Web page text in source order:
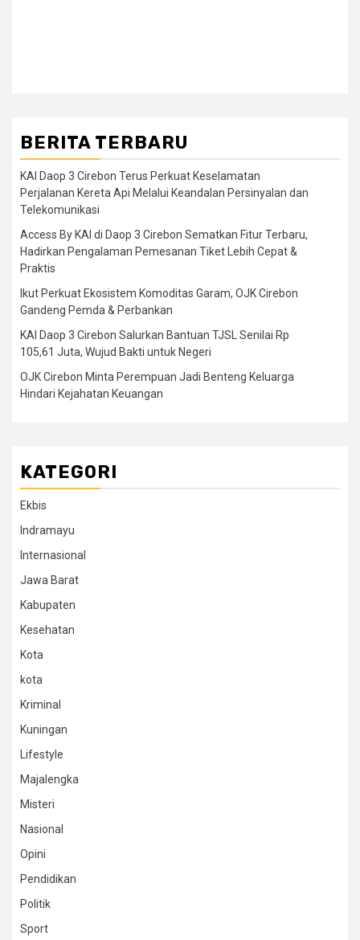
BERITA TERBARU
KAI Daop 3 Cirebon Terus Perkuat Keselamatan
Perjalanan Kereta Api Melalui Keandalan Persinyalan dan
Telekomunikasi
Access By KAI di Daop 3 Cirebon Sematkan Fitur Terbaru,
Hadirkan Pengalaman Pemesanan Tiket Lebih Cepat &
Praktis
Ikut Perkuat Ekosistem Komoditas Garam, OJK Cirebon
Gandeng Pemda & Perbankan
KAI Daop 3 Cirebon Salurkan Bantuan TJSL Senilai Rp
105,61 Juta, Wujud Bakti untuk Negeri
OJK Cirebon Minta Perempuan Jadi Benteng Keluarga
Hindari Kejahatan Keuangan
KATEGORI
Ekbis
Indramayu
Internasional
Jawa Barat
Kabupaten
Kesehatan
Kota
kota
Kriminal
Kuningan
Lifestyle
Majalengka
Misteri
Nasional
Opini
Pendidikan
Politik
Sport